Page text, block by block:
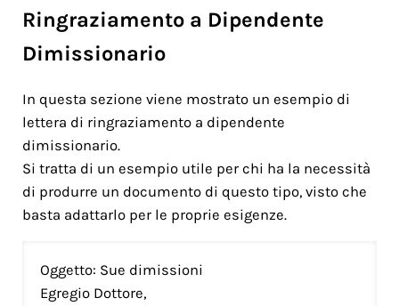
Ringraziamento a Dipendente
Dimissionario
In questa sezione viene mostrato un esempio di
lettera di ringraziamento a dipendente
dimissionario.
Si tratta di un esempio utile per chi ha la necessità
di produrre un documento di questo tipo, visto che
basta adattarlo per le proprie esigenze.
Oggetto: Sue dimissioni
Egregio Dottore,